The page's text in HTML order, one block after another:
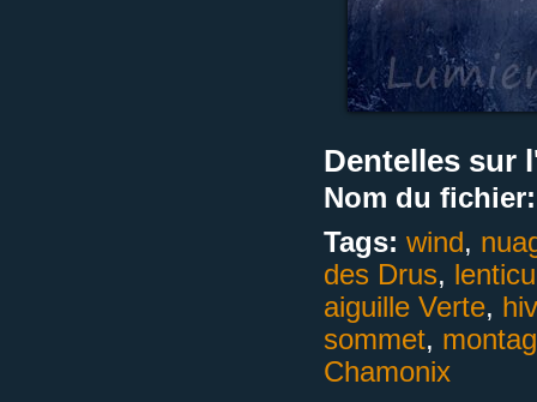
Dentelles sur
Nom du fichier:
Tags: wind,
des Drus,
aiguille Verte,
sommet,
Chamonix